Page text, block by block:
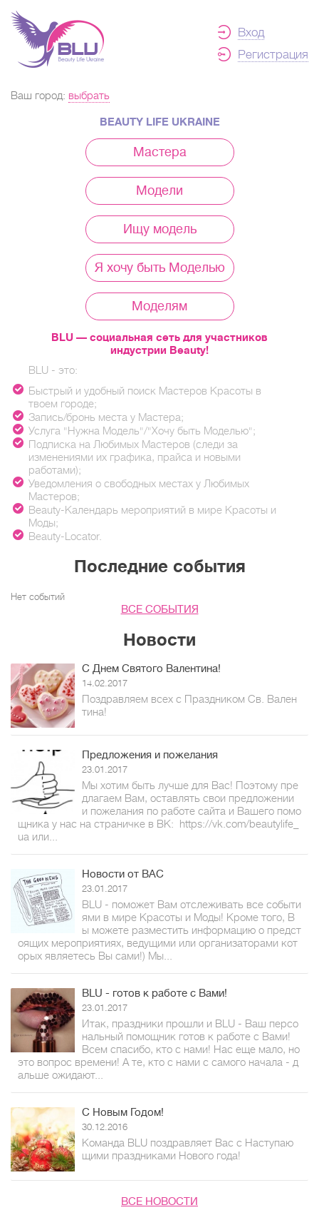
Вход
Регистрация
Ваш город: выбрать
BEAUTY LIFE UKRAINE
Мастера
Модели
Ищу модель
Я хочу быть Моделью
Моделям
BLU — социальная сеть для участников
индустрии Beauty!
BLU - это:
Быстрый и удобный поиск Мастеров Красоты в
твоем городе;
Запись/бронь места у Мастера;
Услуга "Нужна Модель"/"Хочу быть Моделью";
Подписка на Любимых Мастеров (следи за
изменениями их графика, прайса и новыми
работами);
Уведомления о свободных местах у Любимых
Мастеров;
Beauty-Календарь мероприятий в мире Красоты и
Моды;
Beauty-Locator.
Последние события
Нет событий
ВСЕ СОБЫТИЯ
Новости
С Днем Святого Валентина!
14.02.2017
Поздравляем всех с Праздником Св. Вален
тина!
Предложения и пожелания
23.01.2017
Мы хотим быть лучше для Вас! Поэтому пре
длагаем Вам, оставлять свои предложении
и пожелания по работе сайта и Вашего помо
щника у нас на страничке в ВК: https://vk.com/beautylife_
ua или...
Новости от ВАС
23.01.2017
BLU - поможет Вам отслеживать все событи
ями в мире Красоты и Моды! Кроме того, В
ы можете разместить информацию о предст
оящих мероприятиях, ведущими или организаторами кот
орых являетесь Вы сами!) Мы...
BLU - готов к работе с Вами!
23.01.2017
Итак, праздники прошли и BLU - Ваш персо
нальный помощник готов к работе с Вами!
Всем спасибо, кто с нами! Нас еще мало, но
это вопрос времени! А те, кто с нами с самого начала - д
альше ожидают...
С Новым Годом!
30.12.2016
Команда BLU поздравляет Вас с Наступаю
щими праздниками Нового года!
ВСЕ НОВОСТИ